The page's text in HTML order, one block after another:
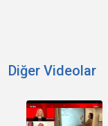
Diğer Videolar